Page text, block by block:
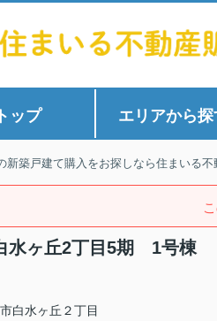
トップ エリアから探
新築戸建て購入をお探しなら住まいる不
水ヶ丘2丁目5期 1号棟
白水ヶ丘 ２丁目